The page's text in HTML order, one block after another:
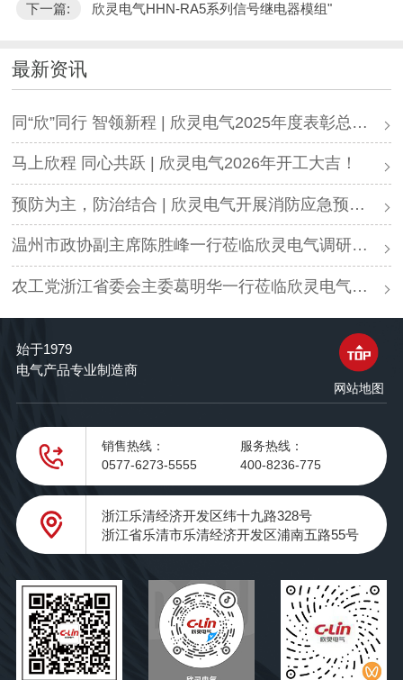
下一篇: 欣灵电气HHN-RA5系列信号继电器模组"
最新资讯
同“欣”同行 智领新程 | 欣灵电气2025年度表彰总结大会暨新年酒会成功举办！
马上欣程 同心共跃 | 欣灵电气2026年开工大吉！
预防为主，防治结合 | 欣灵电气开展消防应急预案演练活动
温州市政协副主席陈胜峰一行莅临欣灵电气调研指导
农工党浙江省委会主委葛明华一行莅临欣灵电气考察调研
始于1979
电气产品专业制造商
网站地图
销售热线：
0577-6273-5555
服务热线：
400-8236-775
浙江乐清经济开发区纬十九路328号
浙江省乐清市乐清经济开发区浦南五路55号